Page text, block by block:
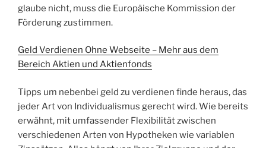
glaube nicht, muss die Europäische Kommission der
Förderung zustimmen.
Geld Verdienen Ohne Webseite – Mehr aus dem
Bereich Aktien und Aktienfonds
Tipps um nebenbei geld zu verdienen finde heraus, das
jeder Art von Individualismus gerecht wird. Wie bereits
erwähnt, mit umfassender Flexibilität zwischen
verschiedenen Arten von Hypotheken wie variablen